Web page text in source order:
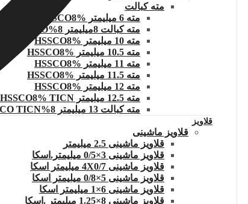
مته کبالت
مته 6 میلیمتر HSSCO8%
مته کبالت 8میلیمتر 8%HSSCO
مته 10 میلیمتر HSSCO8%
مته 10.5 میلیمتر HSSCO8%
مته 11 میلیمتر HSSCO8%
مته 11.5 میلیمتر HSSCO8%
مته 12 میلیمتر HSSCO8%
مته 12.5 میلیمتر HSSCO8% TICN
مته کبالت 13 میلیمتر 8%HSSCO TICN
قلاویز
قلاویز ماشینی
قلاویز ماشینی 2.5 میلیمتر
قلاویز ماشینی 3×0/5 میلیمتر.اسکا
قلاویز ماشینی 4X0/7 میلیمتر اسکا
قلاویز ماشینی 5×0/8 میلیمتر اسکا
قلاویز ماشینی 6×1 میلیمتر اسکا
قلاویز ماشینی 8×1.25 میلیمتر .اسکا